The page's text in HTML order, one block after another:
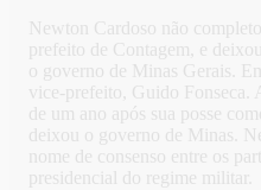
Newton Cardoso não
prefeito de Contagem, e
o governo de Minas Gerais.
vice-prefeito, Guido Fonseca.
de um ano após sua posse
deixou o governo de Minas.
nome de consenso entre os
presidencial do regime militar.